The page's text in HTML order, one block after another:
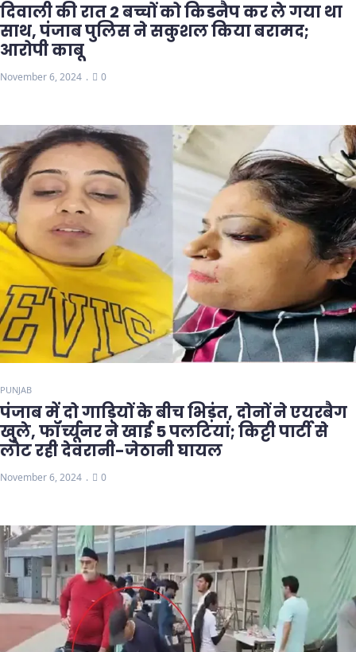
दिवाली की रात 2 बच्चों को किडनैप कर ले गया था
साथ, पंजाब पुलिस ने सकुशल किया बरामद;
आरोपी काबू
November 6, 2024 0
PUNJAB
पंजाब में दो गाड़ियों के बीच भिड़ंत, दोनों ने एयरबैग
खुले, फॉर्च्यूनर ने खाई 5 पलटियां; किट्टी पार्टी से
लौट रही देवरानी-जेठानी घायल
November 6, 2024 0